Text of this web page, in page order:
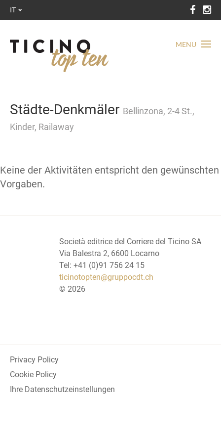
MENU
IT
Städte-Denkmäler Bellinzona, 2-4 St.,
Kinder, Railaway
Keine der Aktivitäten entspricht den gewünschten
Vorgaben.
Società editrice del Corriere del Ticino SA
Via Balestra 2, 6600 Locarno
Tel: +41 (0)91 756 24 15
ticinotopten@gruppocdt.ch
© 2026
Privacy Policy
Cookie Policy
Ihre Datenschutzeinstellungen